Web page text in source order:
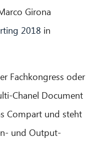
Girona
2018 in
Fachkongress oder
Chanel Document
Compart und steht
und Output-